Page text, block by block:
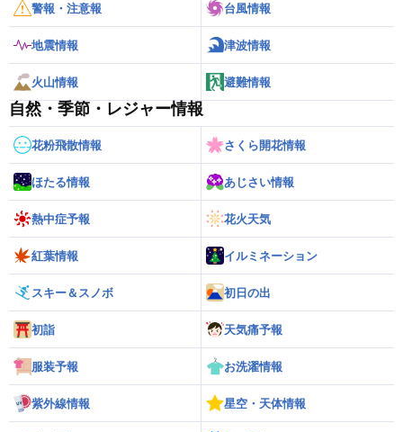
警報・注意報 台風情報
地震情報 津波情報
火山情報 避難情報
自然・季節・レジャー情報
花粉飛散情報 さくら開花情報
ほたる情報 あじさい情報
熱中症予報 花火天気
紅葉情報 イルミネーション
スキー＆スノボ 初日の出
初詣 天気痛予報
服装予報 お洗濯情報
紫外線情報 星空・天体情報